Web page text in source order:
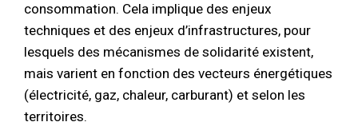
consommation. Cela implique des enjeux
techniques et des enjeux d’infrastructures, pour
lesquels des mécanismes de solidarité existent,
mais varient en fonction des vecteurs énergétiques
(électricité, gaz, chaleur, carburant) et selon les
territoires.